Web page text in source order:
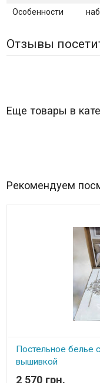
Особенности
Отзывы
Еще товары в
Рекомендуем
Постельное белье
вышивкой
2 570 грн.